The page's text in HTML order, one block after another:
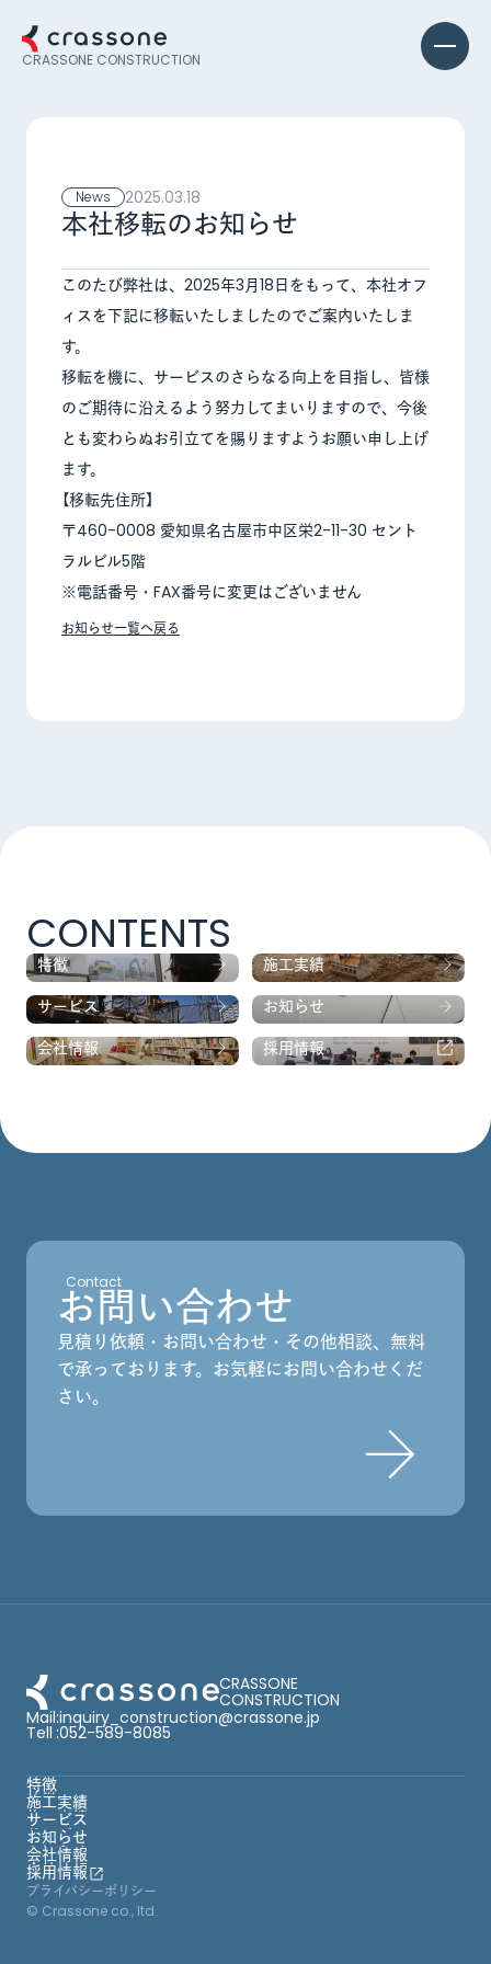
CRASSONE CONSTRUCTION
News 2025.03.18
本社移転のお知らせ
このたび弊社は、2025年3月18日をもって、本社オフ
ィスを下記に移転いたしましたのでご案内いたしま
す。
移転を機に、サービスのさらなる向上を目指し、皆様
のご期待に沿えるよう努力してまいりますので、今後
とも変わらぬお引立てを賜りますようお願い申し上げ
ます。
【移転先住所】
〒460-0008 愛知県名古屋市中区栄2-11-30 セント
ラルビル5階
※電話番号・FAX番号に変更はございません
お知らせ一覧へ戻る
CONTENTS
特徴
施工実績
サービス
お知らせ
会社情報
採用情報
Contact
お問い合わせ
見積り依頼・お問い合わせ・その他相談、無料
で承っております。 お気軽にお問い合わせくだ
さい。
CRASSONE
CONSTRUCTION
Mail
Tell
:
:
inquiry_construction@crassone.jp
052-589-8085
特徴
特徴
施工実績
施工実績
サービス
サービス
お知らせ
お知らせ
会社情報
会社情報
採用情報
採用情報
プライバシーポリシー
© Crassone co., ltd.